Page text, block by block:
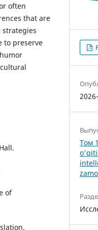
often
that are
to preserve
of
Том